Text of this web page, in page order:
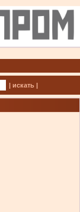
| искать |